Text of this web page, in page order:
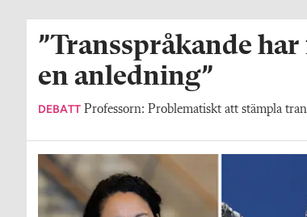
”Transspråkande
en anledning”
DEBATT Professorn: Problematiskt att stämpla